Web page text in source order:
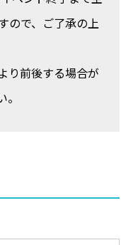
ので、ご了承の上
り前後する場合が